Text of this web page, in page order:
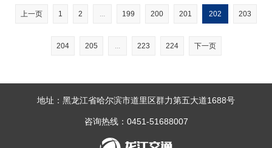
率”，确保作风整顿活动取得实效。 二、9月
10日“全线调校W板会战”胜利完成。此次会战
上一页 1 2 ... 199 200 201 202 203
204 205 ... 223 224 下一页
地址：黑龙江省哈尔滨市道里区群力第五大道1688号
咨询热线：0451-51688007